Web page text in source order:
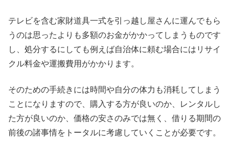
テレビを含む家財道具一式を引っ越し屋さんに運んでもら
うのは思ったよりも多額のお金がかかってしまうものです
し、処分するにしても例えば自治体に頼む場合にはリサイ
クル料金や運搬費用がかかります。
そのための手続きには時間や自分の体力も消耗してしまう
ことになりますので、購入する方が良いのか、レンタルし
た方が良いのか、価格の安さのみでは無く、借りる期間の
前後の諸事情をトータルに考慮していくことが必要です。